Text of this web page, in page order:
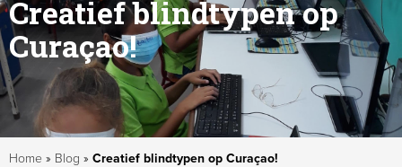
Creatief blindtypen op
Curaçao!
Home » Blog » Creatief blindtypen op Curaçao!